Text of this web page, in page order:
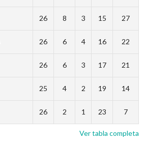
26 8 3 15 27
26 6 4 16 22
26 6 3 17 21
25 4 2 19 14
26 2 1 23 7
Ver tabla completa